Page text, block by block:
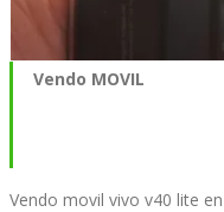
Vendo MOVIL
Vendo movil vivo v40 lite